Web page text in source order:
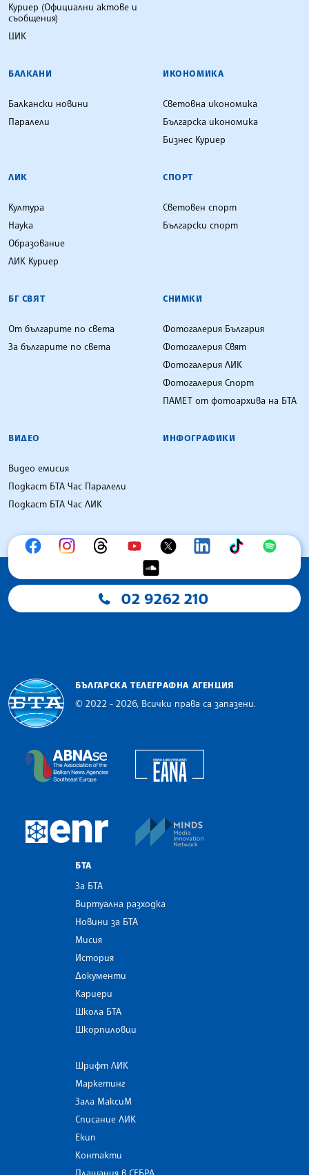
Куриер (Официални актове и
съобщения)
ЦИК
БАЛКАНИ
Балкански новини
Паралели
ИКОНОМИКА
Световна икономика
Българска икономика
Бизнес Куриер
ЛИК
Култура
Наука
Образование
ЛИК Куриер
СПОРТ
Световен спорт
Български спорт
БГ СВЯТ
От българите по света
За българите по света
СНИМКИ
Фотогалерия България
Фотогалерия Свят
Фотогалерия ЛИК
Фотогалерия Спорт
ПАМЕТ от фотоархива на БТА
ВИДЕО
Видео емисия
Подкаст БТА Час Паралели
Подкаст БТА Час ЛИК
ИНФОГРАФИКИ
02 9262 210
БЪЛГАРСКА ТЕЛЕГРАФНА АГЕНЦИЯ
© 2022 - 2026, Всички права са запазени.
The Assocoation of the Balkan News Agencies
European Newsroom
БТА
За БТА
Виртуална разходка
Новини за БТА
Мисия
История
Документи
Кариери
Школа БТА
Шкорпиловци
Шрифт ЛИК
Маркетинг
Зала МаксиМ
Списание ЛИК
Екип
Контакти